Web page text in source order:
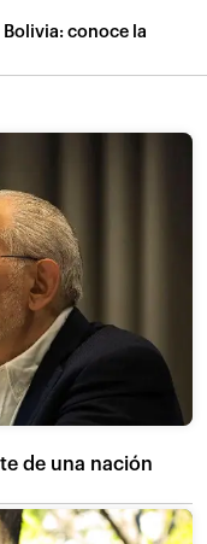
conoce la
de una nación